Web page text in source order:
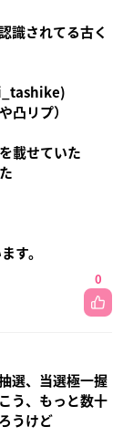
識されてる古く
凸リプ）
載せていた
す。
0
選、当選極一握
う、もっと数十
うけど